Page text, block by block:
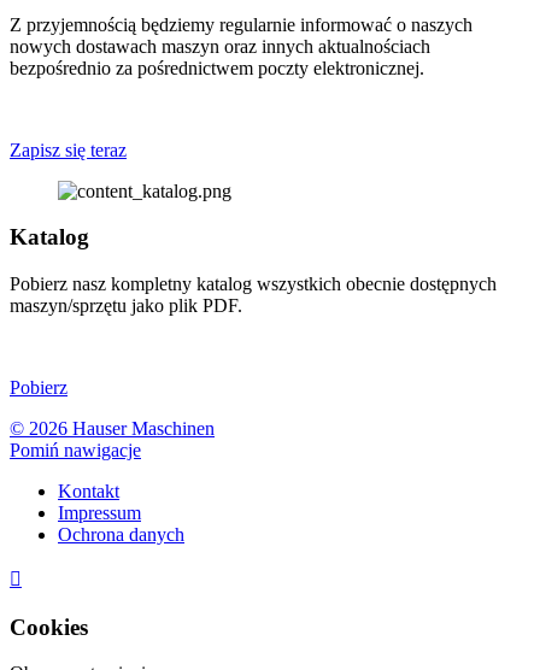
Z przyjemnością będziemy regularnie informować o naszych
nowych dostawach maszyn oraz innych aktualnościach
bezpośrednio za pośrednictwem poczty elektronicznej.
Zapisz się teraz
Katalog
Pobierz nasz kompletny katalog wszystkich obecnie dostępnych
maszyn/sprzętu jako plik PDF.
Pobierz
© 2026 Hauser Maschinen
Pomiń nawigacje
Kontakt
Impressum
Ochrona danych

Cookies